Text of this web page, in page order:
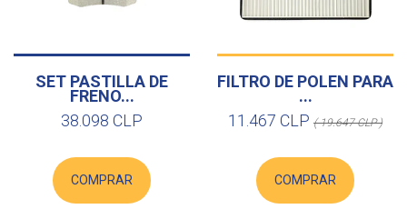
SET PASTILLA DE
FRENO...
38.098 CLP
COMPRAR
FILTRO DE POLEN PARA
...
11.467 CLP ( 19.647 CLP )
COMPRAR